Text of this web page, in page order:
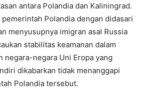
antara Polandia dan Kaliningrad.
Polandia dengan didasari
menyusupnya imigran asal Russia
stabilitas keamanan dalam
negara-negara Uni Eropa yang
dikabarkan tidak menanggapi
Polandia tersebut.